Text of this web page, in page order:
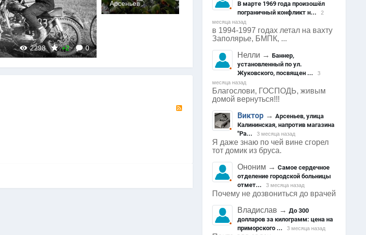
2298 +2 0
0
Арсеньев Арсеньев
0
Арсеньев
В марте 1969 года произошёл
пограничный конфликт н...
2
месяца назад
в 1994-1997 годах летал на вахту
Заполярье, БМПК, ...
Нелли →Баннер,
установленный по ул.
Жуковского, посвящен ...
3
месяца назад
Благослови, ГОСПОДЬ, живым
домой вернуться!!!
Виктор →Арсеньев, улица
Калининская, напротив магазина
"Ра...
3 месяца назад
Я даже знаю по чей вине сгорел
тот домик из бруса.
Ононим →Самое сердечное
отделение городской больницы
отмет...
3 месяца назад
Почему не дозвониться до врачей
Владислав →До 300
долларов за килограмм: цена на
приморского ...
3 месяца назад